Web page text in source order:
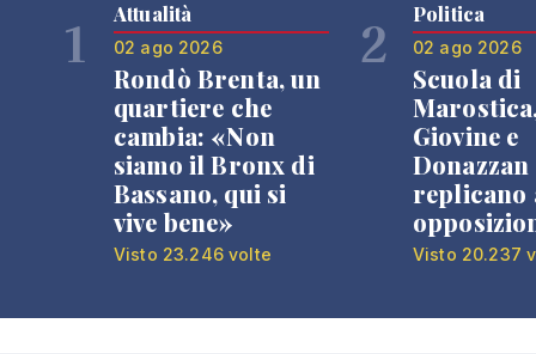
1 Attualità
02 ago 2026
Rondò Brenta, un
quartiere che
cambia: «Non
siamo il Bronx di
Bassano, qui si
vive bene»
Visto 23.246 volte
2 Politica
02 ago 2026
Scuola di
Giovine e
Donazzan
replicano
Visto 20.237